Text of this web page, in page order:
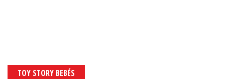
TOY STORY BEBÉS